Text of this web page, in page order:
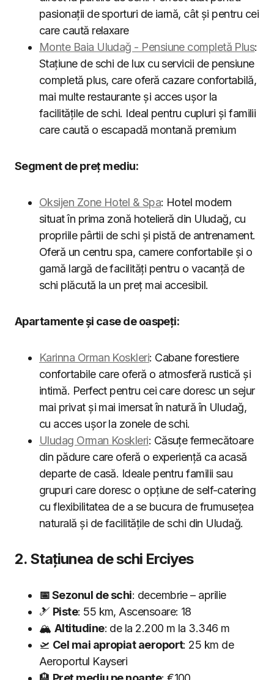
pasionații de sporturi de iarnă, cât și pentru cei
care caută relaxare
Monte Baia Uludağ - Pensiune completă Plus:
Stațiune de schi de lux cu servicii de pensiune
completă plus, care oferă cazare confortabilă,
mai multe restaurante și acces ușor la
facilitățile de schi. Ideal pentru cupluri și familii
care caută o escapadă montană premium
Segment de preț mediu:
Oksijen Zone Hotel & Spa: Hotel modern
situat în prima zonă hotelieră din Uludağ, cu
propriile pârtii de schi și pistă de antrenament.
Oferă un centru spa, camere confortabile și o
gamă largă de facilități pentru o vacanță de
schi plăcută la un preț mai accesibil.
Apartamente și case de oaspeți:
Karinna Orman Koskleri: Cabane forestiere
confortabile care oferă o atmosferă rustică și
intimă. Perfect pentru cei care doresc un sejur
mai privat și mai imersat în natură în Uludağ,
cu acces ușor la zonele de schi.
Uludag Orman Koskleri: Căsuțe fermecătoare
din pădure care oferă o experiență ca acasă
departe de casă. Ideale pentru familii sau
grupuri care doresc o opțiune de self-catering
cu flexibilitatea de a se bucura de frumusețea
naturală și de facilitățile de schi din Uludağ.
2. Stațiunea de schi Erciyes
📅 Sezonul de schi: decembrie – aprilie
🎿 Piste: 55 km, Ascensoare: 18
🏔 Altitudine: de la 2.200 m la 3.346 m
🛫 Cel mai apropiat aeroport: 25 km de
Aeroportul Kayseri